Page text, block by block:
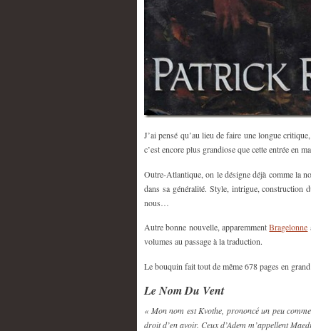
J’ai pensé qu’au lieu de faire une longue
c’est encore plus grandiose que cette entrée en
Outre-Atlantique, on le désigne déjà comme la
dans sa généralité. Style, intrigue, construction
nous…
Autre bonne nouvelle, apparemmentBragelonne
volumes au passage à la traduction.
Le bouquin fait tout de même 678 pages en
Le Nom Du Vent
« Mon nom est Kvothe, prononcé un peu
droit d’en avoir. Ceux d’Adem m’appellent